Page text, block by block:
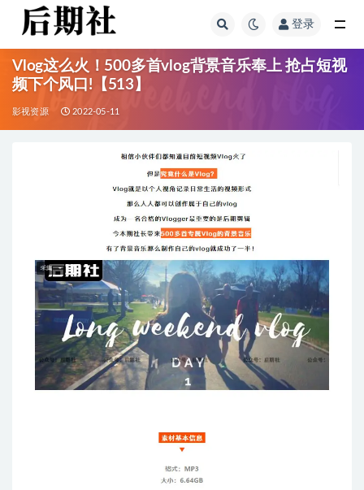
登录
Vlog这么火！500多首vlog背景音乐奉上 抢占短视
频下个风口!【513】
影视资源 2022-05-11